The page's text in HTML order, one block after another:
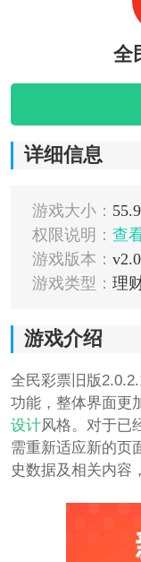
全
详细信息
游戏大小：
权限说明： 查
游戏版本：
游戏类型： 理
游戏介绍
全民彩票旧版
功能，整体界面更
设计风格。对于已
需重新适应新的页
史数据及相关内容